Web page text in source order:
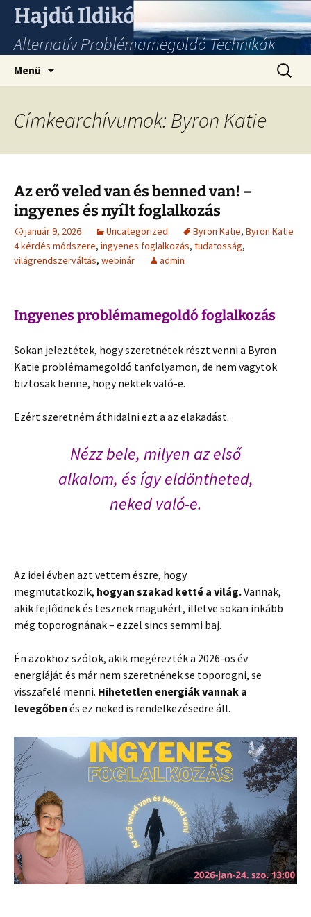
Hajdú Ildikó
Alternatív Problémamegoldó Technikák
Menü
Címkearchívumok: Byron Katie
Az erő veled van és benned van! –
ingyenes és nyílt foglalkozás
január 9, 2026 Uncategorized Byron Katie, Byron Katie
4 kérdés módszere, ingyenes foglalkozás, tudatosság,
világrendszerváltás, webinár admin
Ingyenes problémamegoldó foglalkozás
Sokan jeleztétek, hogy szeretnétek részt venni a Byron
Katie problémamegoldó tanfolyamon, de nem vagytok
biztosak benne, hogy nektek való-e.
Ezért szeretném áthidalni ezt a az elakadást.
Nézz bele, milyen az első
alkalom, és így eldöntheted,
neked való-e.
Az idei évben azt vettem észre, hogy
megmutatkozik, hogyan szakad ketté a világ.Vannak,
akik fejlődnek és tesznek magukért, illetve sokan inkább
még toporognának – ezzel sincs semmi baj.
Én azokhoz szólok, akik megérezték a 2026-os év
energiáját és már nem szeretnének se toporogni, se
visszafelé menni. Hihetetlen energiák vannak a
levegőben és ez neked is rendelkezésedre áll.